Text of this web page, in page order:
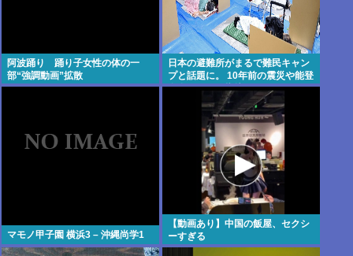
阿波踊り 踊り子女性の体の一
部“強調動画”拡散
日本の避難所がまるで難民キャン
プと話題に。 10年前の震災や能登
自身の頃から指摘されてたのにな
ぜ改善されないのか？
マモノ甲子園 横浜3 – 沖縄尚学1
【動画あり】中国の飯屋、セクシ
ーすぎる